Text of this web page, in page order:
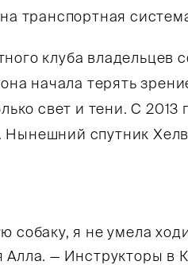
транспортная
клуба владельцев
начала терять
свет и тени. С
спутник
собаку, я не умела
Алла. — Инструкторы в